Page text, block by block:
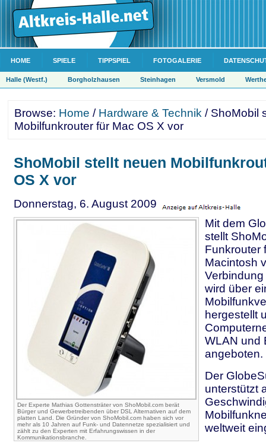
HOME SPIELE TIPPSPIEL FOTOGALERIE
Halle (Westf.) Borgholzhausen Steinhagen Versmold
Browse: Home / Hardware & Technik / ShoMobil
Mobilfunkrouter für Mac OS X vor
ShoMobil stellt neuen
OS X vor
Donnerstag, 6. August 2009
Der Experte Mathias Gottensträter von ShoMobil.com berät
Bürger und Gewerbetreibenden über DSL Alternativen auf dem
platten Land. Die Gründer von ShoMobil.com haben sich vor
mehr als 10 Jahren auf Funk- und Datennetze spezialisiert und
zählt zu den Experten mit Erfahrungswissen in der
Kommunikationsbranche.
Mit dem
stellt
Funkrouter
Macintosh
wird über
hergestellt
WLAN und
angeboten.
Der
unterstützt
weltweit